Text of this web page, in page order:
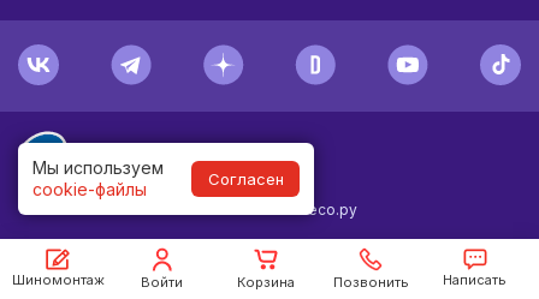
Мы используем
cookie-файлы
Согласен
Шиномонтаж Войти Корзина Позвонить Написать
© Колесо.ру